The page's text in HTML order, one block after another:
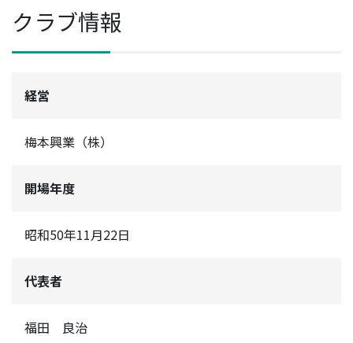
クラブ情報
経営
梅本興業（株）
開場年度
昭和50年11月22日
代表者
福田 良治